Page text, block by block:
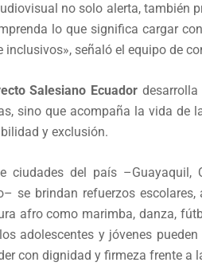
no solo alerta, también
lo que significa cargar
inclusivos», señaló el equipo de
Salesiano Ecuador
sino que acompaña la vida de
y exclusión.
ciudades del país –Guayaquil,
se brindan refuerzos
afro como marimba, danza,
adolescentes y jóvenes
con dignidad y firmeza frente a